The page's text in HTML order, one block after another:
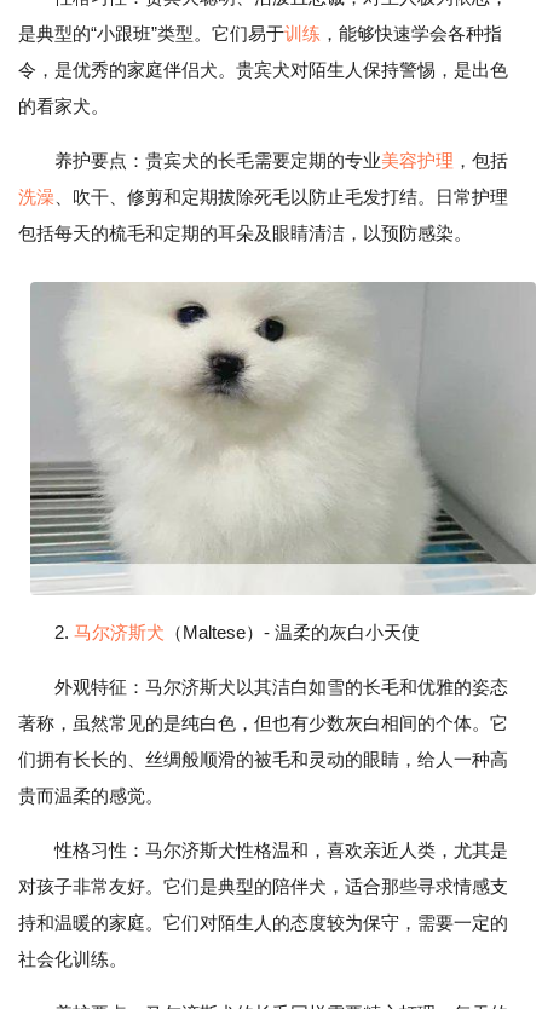
是典型的“小跟班”类型。它们易于训练 ，能够快速学会各种指
令，是优秀的家庭伴侣犬。贵宾犬对陌生人保持警惕，是出色
的看家犬。
养护要点：贵宾犬的长毛需要定期的专业美容护理 ，包括
洗澡 、吹干、修剪和定期拔除死毛以防止毛发打结。日常护理
包括每天的梳毛和定期的耳朵及眼睛清洁，以预防感染。
2. 马尔济斯犬 （Maltese）- 温柔的灰白小天使
外观特征：马尔济斯犬以其洁白如雪的长毛和优雅的姿态
著称，虽然常见的是纯白色，但也有少数灰白相间的个体。它
们拥有长长的、丝绸般顺滑的被毛和灵动的眼睛，给人一种高
贵而温柔的感觉。
性格习性：马尔济斯犬性格温和，喜欢亲近人类，尤其是
对孩子非常友好。它们是典型的陪伴犬，适合那些寻求情感支
持和温暖的家庭。它们对陌生人的态度较为保守，需要一定的
社会化训练。